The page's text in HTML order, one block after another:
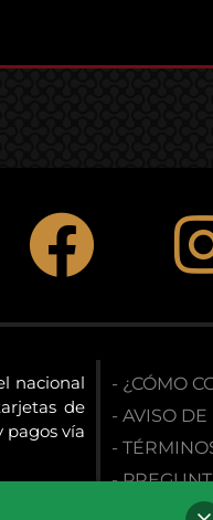
nacional
de
pagos vía
- ¿CÓMO
- AVISO
-
-
- LOGIN